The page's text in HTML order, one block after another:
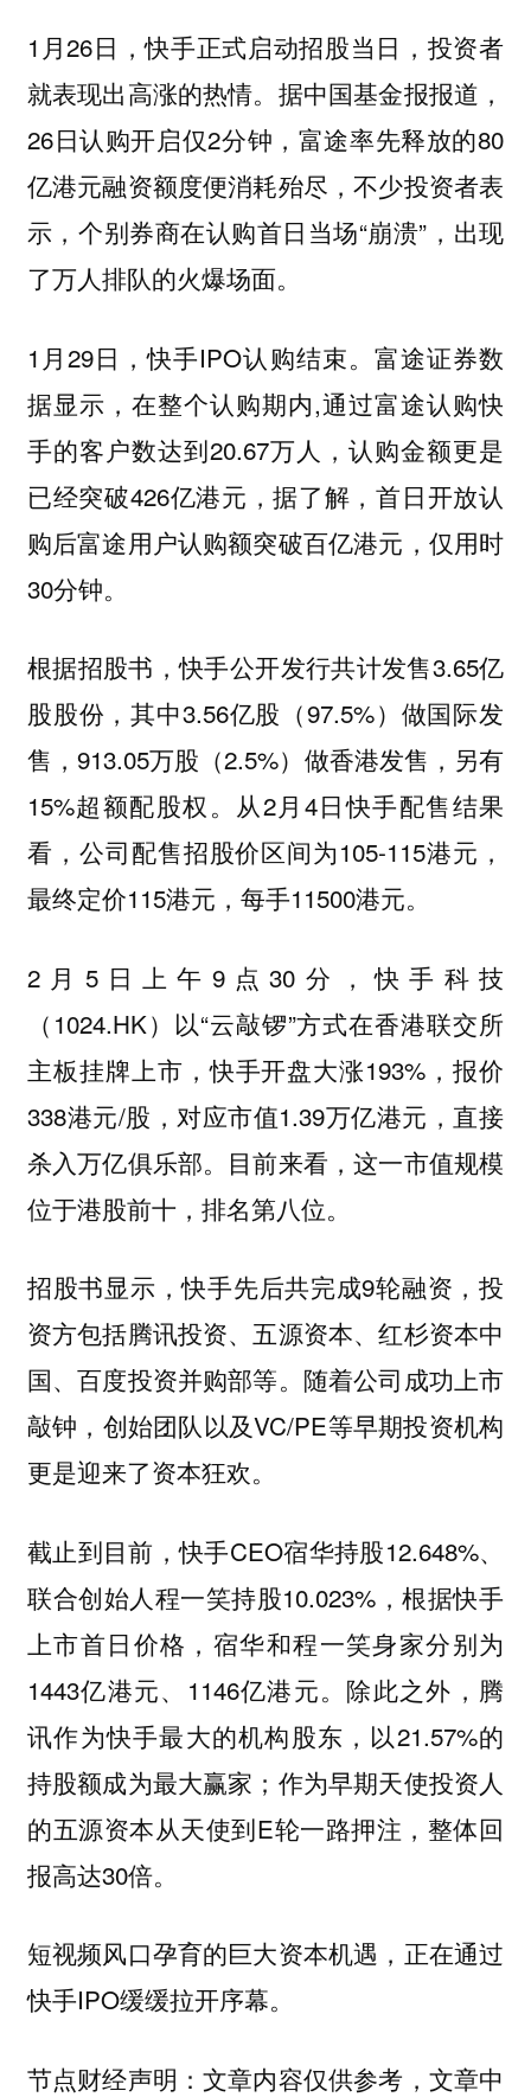
1月26日，快手正式启动招股当日，投资者
就表现出高涨的热情。据中国基金报报道，
26日认购开启仅2分钟，富途率先释放的80
亿港元融资额度便消耗殆尽，不少投资者表
示，个别券商在认购首日当场“崩溃”，出现
了万人排队的火爆场面。
1月29日，快手IPO认购结束。富途证券数
据显示，在整个认购期内,通过富途认购快
手的客户数达到20.67万人，认购金额更是
已经突破426亿港元，据了解，首日开放认
购后富途用户认购额突破百亿港元，仅用时
30分钟。
根据招股书，快手公开发行共计发售3.65亿
股股份，其中3.56亿股（97.5%）做国际发
售，913.05万股（2.5%）做香港发售，另有
15%超额配股权。从2月4日快手配售结果
看，公司配售招股价区间为105-115港元，
最终定价115港元，每手11500港元。
2月5日上午9点30分，快手科技
（1024.HK）以“云敲锣”方式在香港联交所
主板挂牌上市，快手开盘大涨193%，报价
338港元/股，对应市值1.39万亿港元，直接
杀入万亿俱乐部。目前来看，这一市值规模
位于港股前十，排名第八位。
招股书显示，快手先后共完成9轮融资，投
资方包括腾讯投资、五源资本、红杉资本中
国、百度投资并购部等。随着公司成功上市
敲钟，创始团队以及VC/PE等早期投资机构
更是迎来了资本狂欢。
截止到目前，快手CEO宿华持股12.648%、
联合创始人程一笑持股10.023%，根据快手
上市首日价格，宿华和程一笑身家分别为
1443亿港元、1146亿港元。除此之外，腾
讯作为快手最大的机构股东，以21.57%的
持股额成为最大赢家；作为早期天使投资人
的五源资本从天使到E轮一路押注，整体回
报高达30倍。
短视频风口孕育的巨大资本机遇，正在通过
快手IPO缓缓拉开序幕。
节点财经声明：文章内容仅供参考，文章中